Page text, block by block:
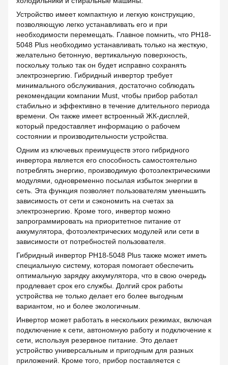
Устройство имеет компактную и легкую конструкцию,
позволяющую легко устанавливать его и при
необходимости перемещать. Главное помнить, что PH18-
5048 Plus необходимо устанавливать только на жесткую,
желательно бетонную, вертикальную поверхность,
поскольку только так он будет исправно сохранять
электроэнергию. Гибридный инвертор требует
минимального обслуживания, достаточно соблюдать
рекомендации компании Must, чтобы прибор работал
стабильно и эффективно в течение длительного периода
времени. Он также имеет встроенный ЖК-дисплей,
который предоставляет информацию о рабочем
состоянии и производительности устройства.
Одним из ключевых преимуществ этого гибридного
инвертора является его способность самостоятельно
потреблять энергию, производимую фотоэлектрическими
модулями, одновременно посылая избыток энергии в
сеть. Эта функция позволяет пользователям уменьшить
зависимость от сети и сэкономить на счетах за
электроэнергию. Кроме того, инвертор можно
запрограммировать на приоритетное питание от
аккумулятора, фотоэлектрических модулей или сети в
зависимости от потребностей пользователя.
Гибридный инвертор PH18-5048 Plus также может иметь
специальную систему, которая помогает обеспечить
оптимальную зарядку аккумулятора, что в свою очередь
продлевает срок его службы. Долгий срок работы
устройства не только делает его более выгодным
вариантом, но и более экологичным.
Инвертор может работать в нескольких режимах, включая
подключение к сети, автономную работу и подключение к
сети, используя резервное питание. Это делает
устройство универсальным и пригодным для разных
приложений. Кроме того, прибор поставляется с